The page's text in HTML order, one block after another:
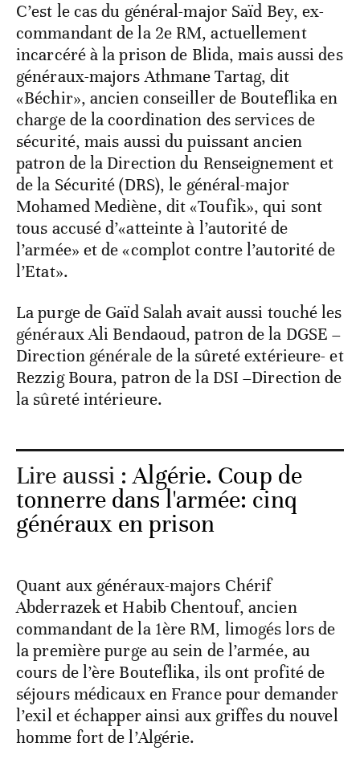
C’est le cas du général-major Saïd Bey, ex-
commandant de la 2e RM, actuellement
incarcéré à la prison de Blida, mais aussi des
généraux-majors Athmane Tartag, dit
«Béchir», ancien conseiller de Bouteflika en
charge de la coordination des services de
sécurité, mais aussi du puissant ancien
patron de la Direction du Renseignement et
de la Sécurité (DRS), le général-major
Mohamed Mediène, dit «Toufik», qui sont
tous accusé d’«atteinte à l’autorité de
l’armée» et de «complot contre l’autorité de
l’Etat».
La purge de Gaïd Salah avait aussi touché les
généraux Ali Bendaoud, patron de la DGSE –
Direction générale de la sûreté extérieure- et
Rezzig Boura, patron de la DSI –Direction de
la sûreté intérieure.
Lire aussi :Algérie. Coup de
tonnerre dans l'armée: cinq
généraux en prison
Quant aux généraux-majors Chérif
Abderrazek et Habib Chentouf, ancien
commandant de la 1ère RM, limogés lors de
la première purge au sein de l’armée, au
cours de l’ère Bouteflika, ils ont profité de
séjours médicaux en France pour demander
l’exil et échapper ainsi aux griffes du nouvel
homme fort de l’Algérie.